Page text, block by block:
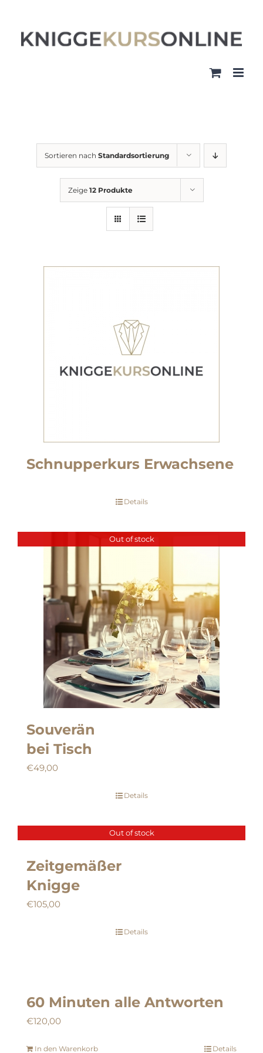
springen
Sortieren nach Standardsortierung
Zeige 12 Produkte
Schnupperkurs Erwachsene
Details
Out of stock
Souverän
bei Tisch
€49,00
Details
Out of stock
Zeitgemäßer
Knigge
€105,00
Details
60 Minuten alle Antworten
€120,00
In den Warenkorb Details